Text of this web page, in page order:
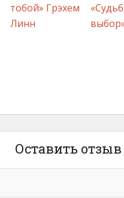
тобой» Грэхем
Линн
Оставить отзыв